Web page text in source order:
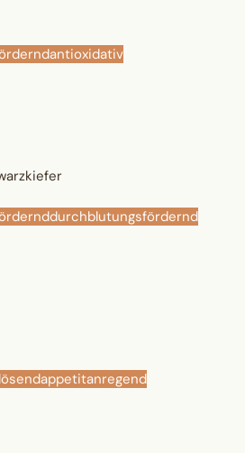
antioxidativ
durchblutungsfördernd
appetitanregend